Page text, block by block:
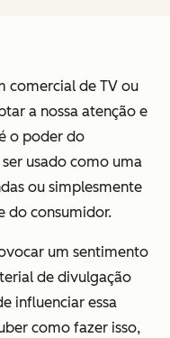
comercial de TV ou
a nossa atenção e
o poder do
usado como uma
ou simplesmente
do consumidor.
um sentimento
de divulgação
influenciar essa
como fazer isso,